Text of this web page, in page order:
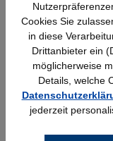
428,40 €*
Cookies Sie
in diese
Drittanbieter ein
möglicherweise
Details, welche
jederzeit